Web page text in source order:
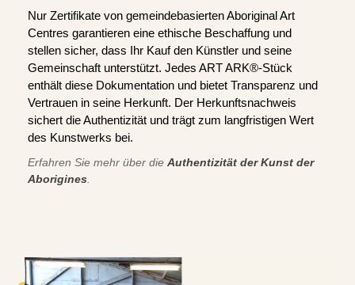
Nur Zertifikate von gemeindebasierten Aboriginal Art
Centres garantieren eine ethische Beschaffung und
stellen sicher, dass Ihr Kauf den Künstler und seine
Gemeinschaft unterstützt. Jedes ART ARK®-Stück
enthält diese Dokumentation und bietet Transparenz und
Vertrauen in seine Herkunft. Der Herkunftsnachweis
sichert die Authentizität und trägt zum langfristigen Wert
des Kunstwerks bei.
Erfahren Sie mehr über die Authentizität der Kunst der
Aborigines